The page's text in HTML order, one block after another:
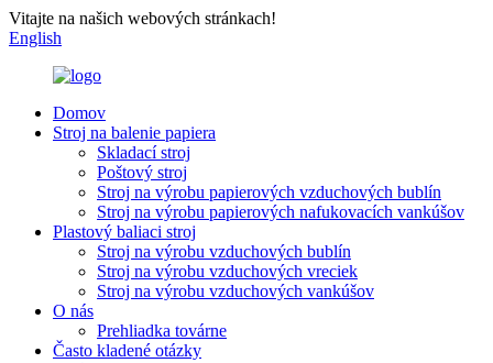
Vitajte na našich webových stránkach!
English
Domov
Stroj na balenie papiera
Skladací stroj
Poštový stroj
Stroj na výrobu papierových vzduchových bublín
Stroj na výrobu papierových nafukovacích vankúšov
Plastový baliaci stroj
Stroj na výrobu vzduchových bublín
Stroj na výrobu vzduchových vreciek
Stroj na výrobu vzduchových vankúšov
O nás
Prehliadka továrne
Často kladené otázky